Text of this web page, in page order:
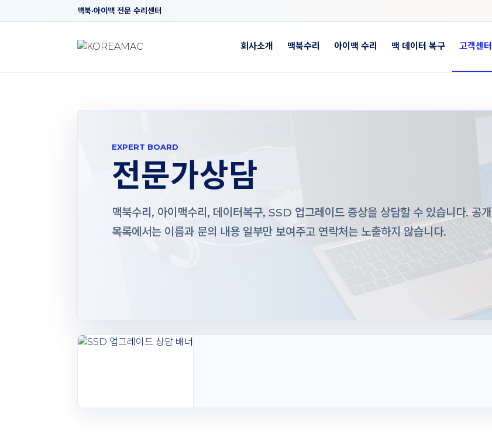
맥북·아이맥 전문 수리센터
회사소개 맥북수리 아이맥 수리 맥 데이터 복구 고객센터
EXPERT BOARD
전문가상담
맥북수리, 아이맥수리, 데이터복구, SSD 업그레이드 증상을 상담할 수 있습니다. 공개
목록에서는 이름과 문의 내용 일부만 보여주고 연락처는 노출하지 않습니다.